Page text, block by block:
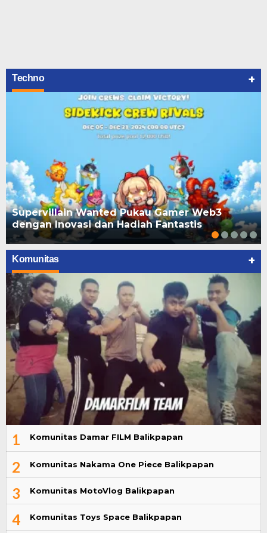
Techno +
Supervillain Wanted Pukau Gamer Web3
dengan Inovasi dan Hadiah Fantastis
Komunitas +
1 Komunitas Damar FILM Balikpapan
2 Komunitas Nakama One Piece Balikpapan
3 Komunitas MotoVlog Balikpapan
4 Komunitas Toys Space Balikpapan